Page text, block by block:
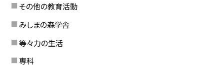
その他の教育活動
みしまの森学舎
等々力の生活
専科